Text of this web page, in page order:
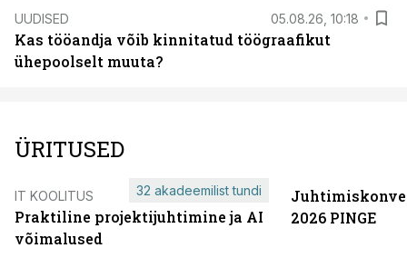
UUDISED 05.08.26, 10:18
Kas tööandja võib kinnitatud töögraafikut
ühepoolselt muuta?
ÜRITUSED
IT KOOLITUS
Praktiline projektijuhtimine ja AI
võimalused
32 akadeemilist tundi
2026 PINGE